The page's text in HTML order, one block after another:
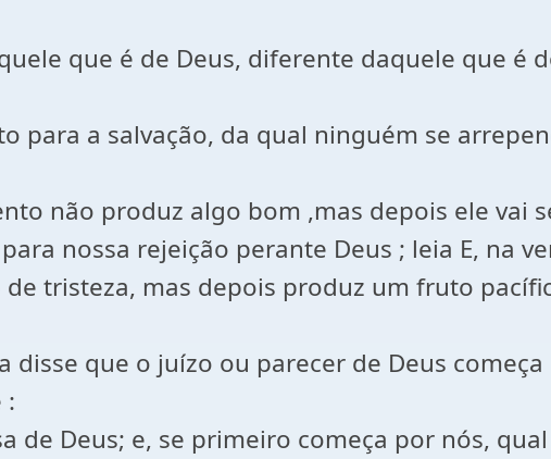
que é de Deus, diferente daquele que é
para a salvação, da qual ninguém se
não produz algo bom ,mas depois ele vai
nossa rejeição perante Deus ; leia E, na
tristeza, mas depois produz um fruto
que o juízo ou parecer de Deus
:
de Deus; e, se primeiro começa por nós,